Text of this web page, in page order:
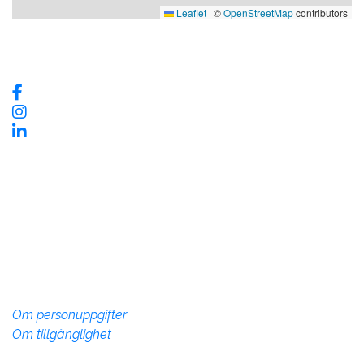
Leaflet | ©OpenStreetMapcontributors
Om personuppgifter
Om tillgänglighet